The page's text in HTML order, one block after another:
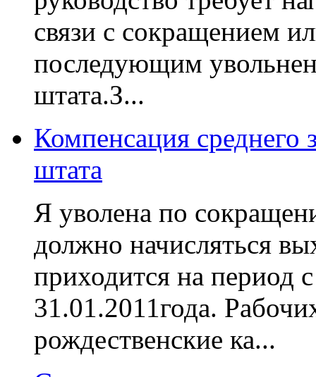
связи с сокращением
последующим
штата.З...
Компенсация среднего
штата
Я уволена по
должно начисляться
приходится на период
31.01.2011года.
рождественские ка...